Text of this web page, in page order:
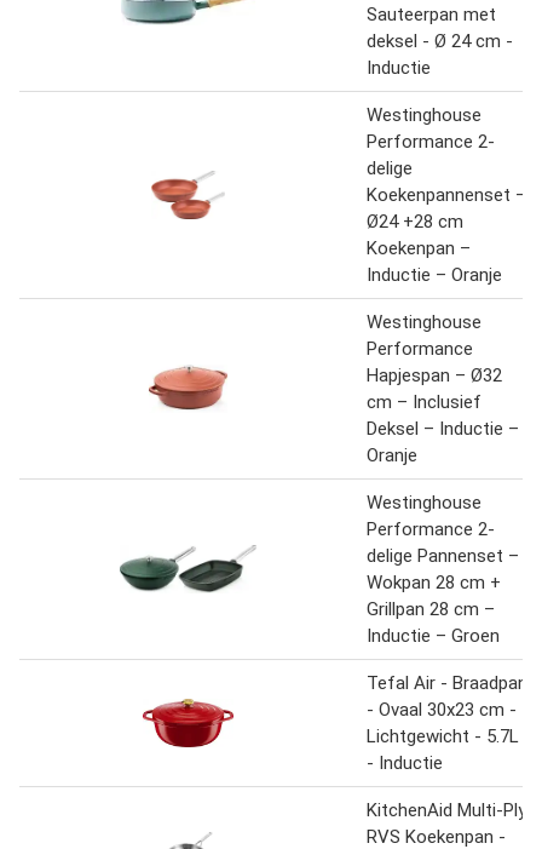
Sauteerpan met
deksel - Ø 24 cm -
Inductie
Westinghouse
Performance 2-
delige
Koekenpannenset –
Ø24 +28 cm
Koekenpan –
Inductie – Oranje
Westinghouse
Performance
Hapjespan – Ø32
cm – Inclusief
Deksel – Inductie –
Oranje
Westinghouse
Performance 2-
delige Pannenset –
Wokpan 28 cm +
Grillpan 28 cm –
Inductie – Groen
Tefal Air - Braadpan
- Ovaal 30x23 cm -
Lichtgewicht - 5.7L
- Inductie
KitchenAid Multi-Ply
RVS Koekenpan -